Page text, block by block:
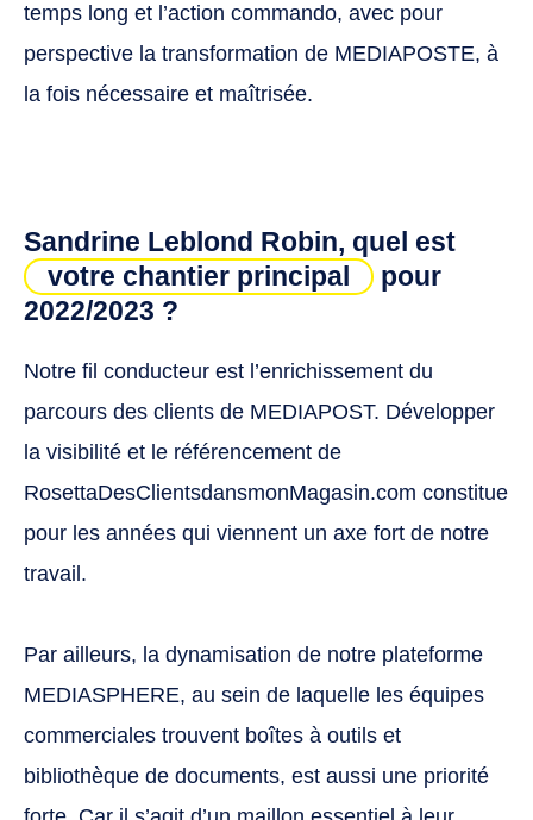
temps long et l’action commando, avec pour
perspective la transformation de MEDIAPOSTE, à
la fois nécessaire et maîtrisée.
Sandrine Leblond Robin, quel est
votre chantier principal
pour
2022/2023 ?
Notre fil conducteur est l’enrichissement du
parcours des clients de MEDIAPOST. Développer
la visibilité et le référencement de
RosettaDesClientsdansmonMagasin.com constitue
pour les années qui viennent un axe fort de notre
travail.
Par ailleurs, la dynamisation de notre plateforme
MEDIASPHERE, au sein de laquelle les équipes
commerciales trouvent boîtes à outils et
bibliothèque de documents, est aussi une priorité